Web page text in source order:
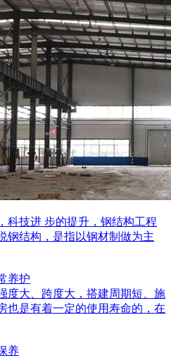
科技进 步的提升，钢结构工程
钢结构，是指以钢材制做为主
养护
度大、跨度大，搭建周期短、施
也是有着一定的使用寿命的，在
养